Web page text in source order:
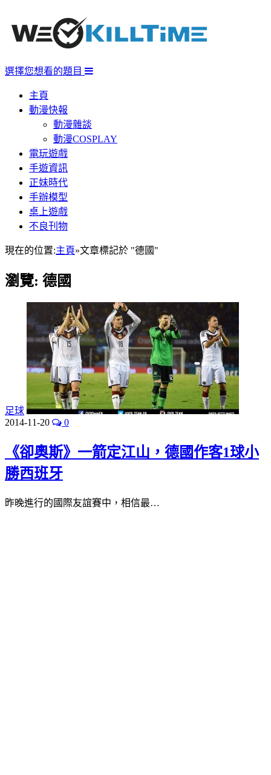
選擇您想看的題目
主頁
動漫快報
動漫雜談
動漫COSPLAY
電玩遊戲
手遊資訊
正妹時代
手辦模型
桌上遊戲
不良刊物
現在的位置:主頁»文章標記於 "德國"
瀏覽: 德國
足球
2014-11-20
0
《卻奧斯》一箭定江山，德國作客1球小
勝西班牙
昨晚進行的國際友誼賽中，相信最…